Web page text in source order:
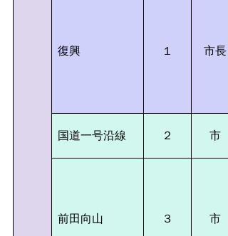
復興 １ 市長
国道一号沿線 ２ 市
前田向山 ３ 市